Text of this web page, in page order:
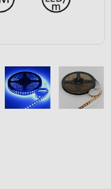
en fase afsnijdingAccessoires